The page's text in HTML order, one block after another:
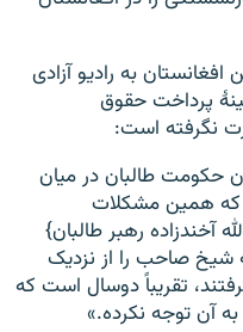
به رادیو آزادی
پرداخت حقوق
نگرفته است:
حکومت طالبان در میان
که همین مشکلات
رهبر طالبان}
شیخ صاحب را از نزدیک
تقریباً دوسال است که
آن توجه نکرده.»